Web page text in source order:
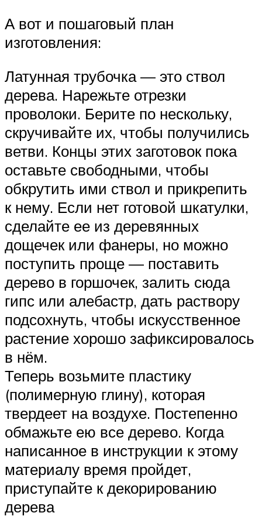
А вот и пошаговый план
изготовления:
Латунная трубочка — это ствол
дерева. Нарежьте отрезки
проволоки. Берите по нескольку,
скручивайте их, чтобы получились
ветви. Концы этих заготовок пока
оставьте свободными, чтобы
обкрутить ими ствол и прикрепить
к нему. Если нет готовой шкатулки,
сделайте ее из деревянных
дощечек или фанеры, но можно
поступить проще — поставить
дерево в горшочек, залить сюда
гипс или алебастр, дать раствору
подсохнуть, чтобы искусственное
растение хорошо зафиксировалось
в нём.
Теперь возьмите пластику
(полимерную глину), которая
твердеет на воздухе. Постепенно
обмажьте ею все дерево. Когда
написанное в инструкции к этому
материалу время пройдет,
приступайте к декорированию
дерева